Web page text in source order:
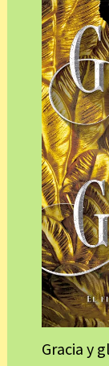
Gracia y